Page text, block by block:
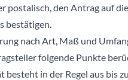
postalisch, den Antrag auf die
bestätigen.
nach Art, Maß und
folgende Punkte
besteht in der Regel aus bis